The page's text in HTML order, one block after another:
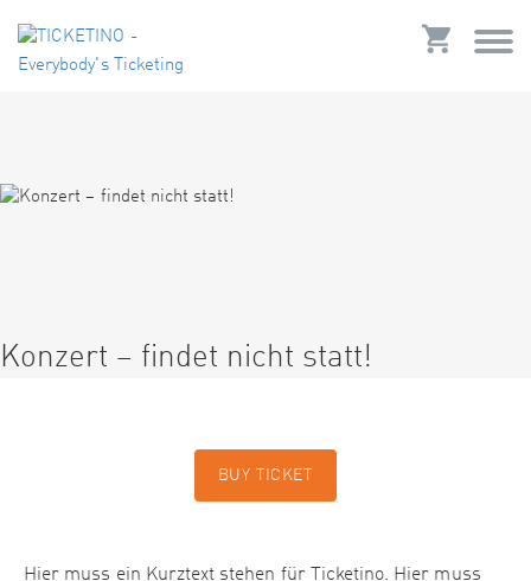
Konzert – findet nicht statt!
BUY TICKET
Hier muss ein Kurztext stehen für Ticketino. Hier muss